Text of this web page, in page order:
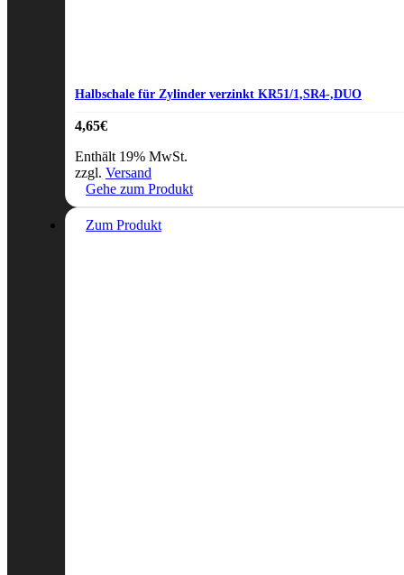
Halbschale für Zylinder verzinkt KR51/1,SR4-,DUO
4,65€
Enthält 19% MwSt.
zzgl. Versand
Gehe zum Produkt
Zum Produkt